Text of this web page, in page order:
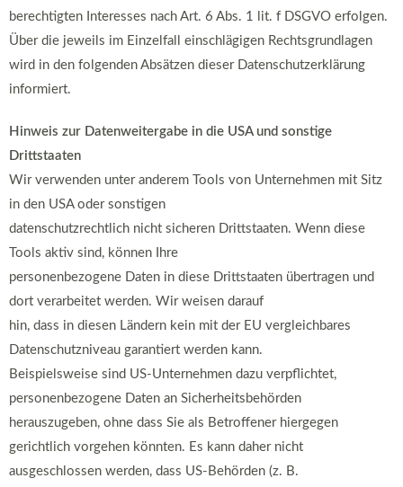
berechtigten Interesses nach Art. 6 Abs. 1 lit. f DSGVO erfolgen.
Über die jeweils im Einzelfall einschlägigen Rechtsgrundlagen
wird in den folgenden Absätzen dieser Datenschutzerklärung
informiert.
Hinweis zur Datenweitergabe in die USA und sonstige
Drittstaaten
Wir verwenden unter anderem Tools von Unternehmen mit Sitz
in den USA oder sonstigen
datenschutzrechtlich nicht sicheren Drittstaaten. Wenn diese
Tools aktiv sind, können Ihre
personenbezogene Daten in diese Drittstaaten übertragen und
dort verarbeitet werden. Wir weisen darauf
hin, dass in diesen Ländern kein mit der EU vergleichbares
Datenschutzniveau garantiert werden kann.
Beispielsweise sind US-Unternehmen dazu verpflichtet,
personenbezogene Daten an Sicherheitsbehörden
herauszugeben, ohne dass Sie als Betroffener hiergegen
gerichtlich vorgehen könnten. Es kann daher nicht
ausgeschlossen werden, dass US-Behörden (z. B.